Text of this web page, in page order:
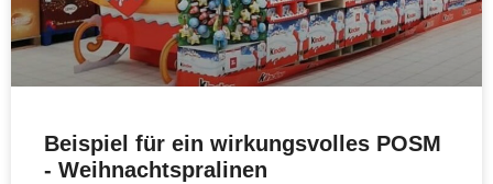
Beispiel für ein wirkungsvolles POSM
- Weihnachtspralinen